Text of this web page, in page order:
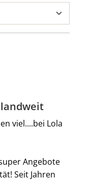
viel....bei Lola
Angebote
Seit Jahren